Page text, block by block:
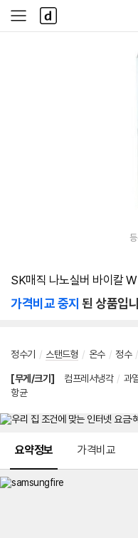
사
이
다
나
와
SK매직 나노실버 바이칼
가격비교 중지 된 상품입
정수기 / 스탠드형 / 온수 / 정수 /
[무게/크기] 컴프레서냉각 / 과
항균
요약정보 가격비교